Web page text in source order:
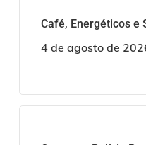
Café, Energéticos e
4 de agosto de